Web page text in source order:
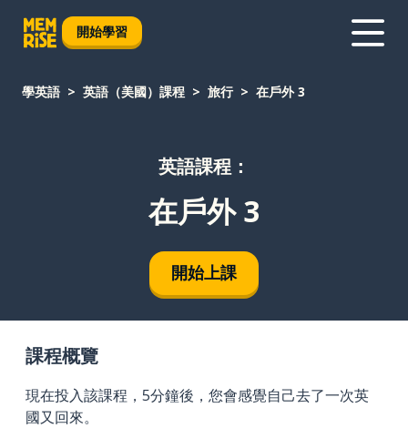
開始學習
學英語 英語（美國）課程 旅行 在戶外 3
英語課程：
在戶外 3
開始上課
課程概覽
現在投入該課程，5分鐘後，您會感覺自己去了一次英
國又回來。